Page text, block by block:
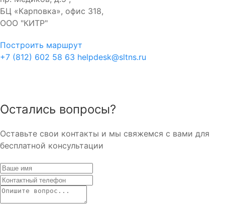
БЦ «Карповка», офис 318,
ООО "КИТР"
Построить маршрут
+7 (812) 602 58 63 helpdesk@sltns.ru
Остались вопросы?
Оставьте свои контакты и мы свяжемся с вами для
бесплатной консультации